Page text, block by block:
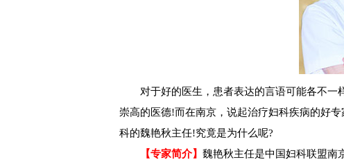
对于好的医生，患者表达的言语可能各不一
崇高的医德!而在南京，说起治疗妇科疾病的好
科的魏艳秋主任!究竟是为什么呢?
【专家简介】 魏艳秋主任是中国妇科联盟南